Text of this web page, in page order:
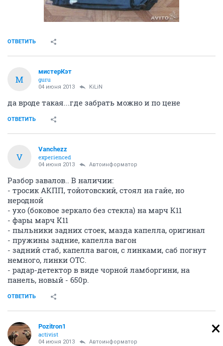
ОТВЕТИТЬ
М
мистерКэт
guru
04 июня 2013 KiLiN
да вроде такая...где забрать можно и по цене
ОТВЕТИТЬ
V
Vanchezz
experienced
04 июня 2013 Автоинформатор
Разбор завалов.. В наличии:
- тросик АКПП, тойотовский, стоял на гайе, но
неродной
- ухо (боковое зеркало без стекла) на марч К11
- фары марч K11
- пыльники задних стоек, мазда капелла, оригинал
- пружины задние, капелла вагон
- задний стаб, капелла вагон, с линками, саб погнут
немного, линки ОТС.
- радар-детектор в виде чорной ламборгини, на
панель, новый - 650р.
ОТВЕТИТЬ
Pozitron1
activist
04 июня 2013 Автоинформатор